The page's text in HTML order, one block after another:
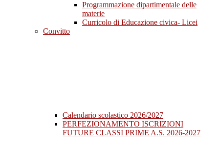
Programmazione dipartimentale delle
materie
Curricolo di Educazione civica- Licei
Convitto
Calendario scolastico 2026/2027
PERFEZIONAMENTO ISCRIZIONI
FUTURE CLASSI PRIME A.S. 2026-2027